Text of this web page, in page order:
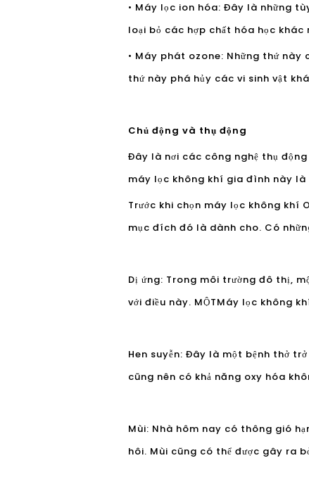
• Máy lọc ion hóa: Đây là những
loại bỏ các hợp chất hóa học khác
• Máy phát ozone: Những thứ
thứ này phá hủy các vi sinh vật
Chủ động và thụ động
Đây là nơi các công nghệ thụ
máy lọc không khí gia đình này
Trước khi chọn máy lọc không khí
mục đích đó là dành cho. Có
Dị ứng: Trong môi trường đô thị,
với điều này. MỘTMáy lọc không
Hen suyễn: Đây là một bệnh thở
cũng nên có khả năng oxy hóa
Mùi: Nhà hôm nay có thông gió
hôi. Mùi cũng có thể được gây ra